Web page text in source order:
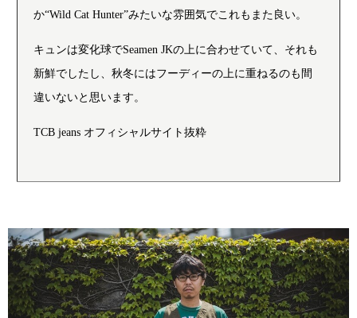
か“Wild Cat Hunter”みたいな雰囲気でこれもまた良い。
キュンは変化球でSeamen JKの上に合わせていて、それも
新鮮でしたし、秋冬にはフーディーの上に重ねるのも間
違いないと思います。
TCB jeans オフィシャルサイト抜粋